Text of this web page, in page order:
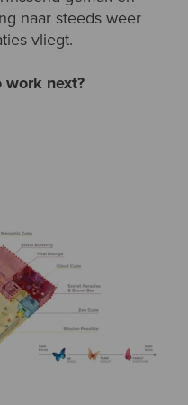
naar steeds weer
vliegt.
next?